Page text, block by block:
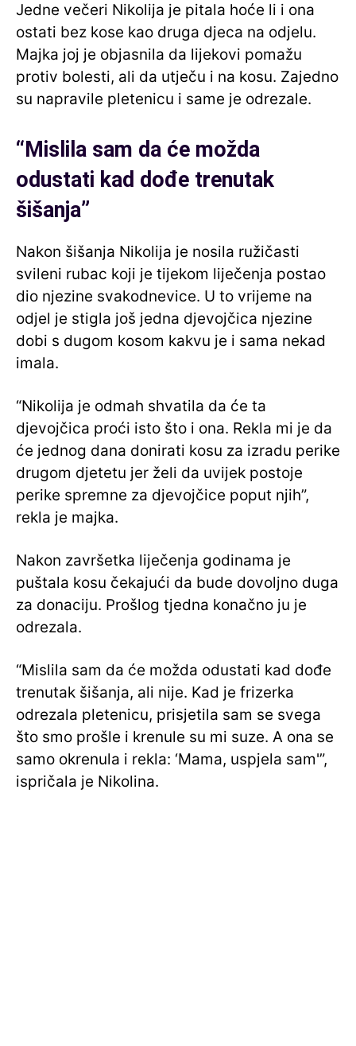
Jedne večeri Nikolija je pitala hoće li i ona
ostati bez kose kao druga djeca na odjelu.
Majka joj je objasnila da lijekovi pomažu
protiv bolesti, ali da utječu i na kosu. Zajedno
su napravile pletenicu i same je odrezale.
“Mislila sam da će možda
odustati kad dođe trenutak
šišanja”
Nakon šišanja Nikolija je nosila ružičasti
svileni rubac koji je tijekom liječenja postao
dio njezine svakodnevice. U to vrijeme na
odjel je stigla još jedna djevojčica njezine
dobi s dugom kosom kakvu je i sama nekad
imala.
“Nikolija je odmah shvatila da će ta
djevojčica proći isto što i ona. Rekla mi je da
će jednog dana donirati kosu za izradu perike
drugom djetetu jer želi da uvijek postoje
perike spremne za djevojčice poput njih”,
rekla je majka.
Nakon završetka liječenja godinama je
puštala kosu čekajući da bude dovoljno duga
za donaciju. Prošlog tjedna konačno ju je
odrezala.
“Mislila sam da će možda odustati kad dođe
trenutak šišanja, ali nije. Kad je frizerka
odrezala pletenicu, prisjetila sam se svega
što smo prošle i krenule su mi suze. A ona se
samo okrenula i rekla: ‘Mama, uspjela sam'”,
ispričala je Nikolina.